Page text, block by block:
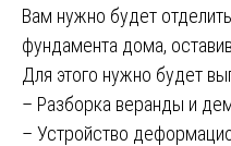
Вам нужно будет
фундамента дома,
Для этого нужно будет
– Разборка веранды и
– Устройство